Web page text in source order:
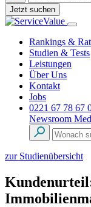
Jetzt suchen
Rankings &
Studien & Tests
Leistungen
Über Uns
Kontakt
Jobs
0221 67 78 67
Newsroom
zur Studienübersicht